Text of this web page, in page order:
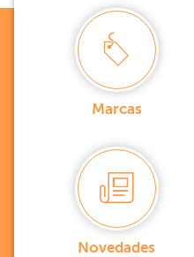
Marcas
Novedades